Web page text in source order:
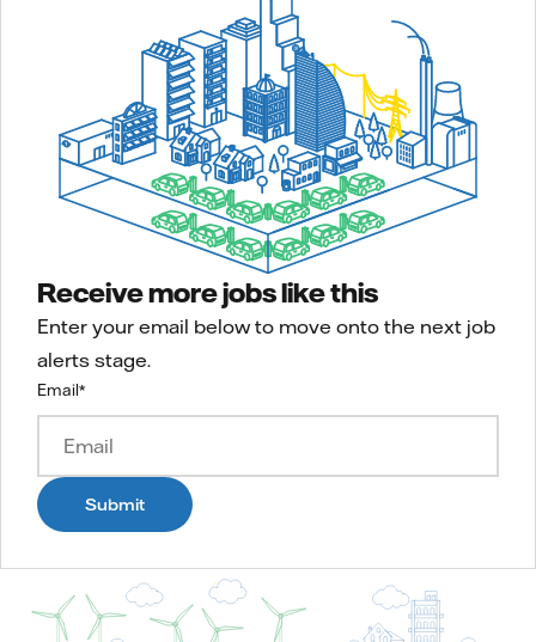
Receive more jobs like this
Enter your email below to move onto the next job
alerts stage.
Email*
Submit